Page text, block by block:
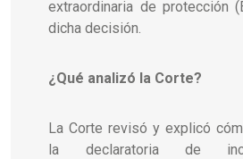
extraordinaria de protección
dicha decisión.
¿Qué analizó la Corte?
La Corte revisó y explicó
la declaratoria de